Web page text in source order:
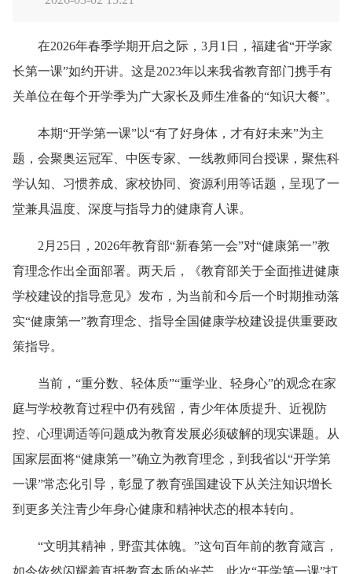
在2026年春季学期开启之际，3月1日，福建省“开学家
长第一课”如约开讲。这是2023年以来我省教育部门携手有
关单位在每个开学季为广大家长及师生准备的“知识大餐”。
本期“开学第一课”以“有了好身体，才有好未来”为主
题，会聚奥运冠军、中医专家、一线教师同台授课，聚焦科
学认知、习惯养成、家校协同、资源利用等话题，呈现了一
堂兼具温度、深度与指导力的健康育人课。
2月25日，2026年教育部“新春第一会”对“健康第一”教
育理念作出全面部署。两天后，《教育部关于全面推进健康
学校建设的指导意见》发布，为当前和今后一个时期推动落
实“健康第一”教育理念、指导全国健康学校建设提供重要政
策指导。
当前，“重分数、轻体质”“重学业、轻身心”的观念在家
庭与学校教育过程中仍有残留，青少年体质提升、近视防
控、心理调适等问题成为教育发展必须破解的现实课题。从
国家层面将“健康第一”确立为教育理念，到我省以“开学第
一课”常态化引导，彰显了教育强国建设下从关注知识增长
到更多关注青少年身心健康和精神状态的根本转向。
“文明其精神，野蛮其体魄。”这句百年前的教育箴言，